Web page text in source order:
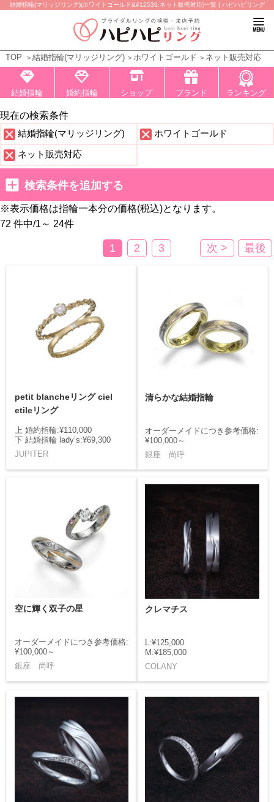
結婚指輪(マリッジリング)(ホワイトゴールド&#12539;ネット販売対応)一覧 | ハピハピリング
TOP 結婚指輪(マリッジリング) ホワイトゴールド ネット販売対応
結婚指輪 婚約指輪 ショップ ブランド ランキング
現在の検索条件
結婚指輪(マリッジリング) ホワイトゴールド
ネット販売対応
検索条件を追加する
※表示価格は指輪一本分の価格(税込)となります。
72 件中/1～ 24件
1 2 3 次 > 最後
petit blancheリング ciel
etileリング
上 婚約指輪:¥110,000
下 結婚指輪 lady’s:¥69,300
JUPITER
清らかな結婚指輪
オーダーメイドにつき参考価格:
¥100,000～
銀座 尚呼
空に輝く双子の星
オーダーメイドにつき参考価格:
¥100,000～
銀座 尚呼
クレマチス
L:¥125,000
M:¥185,000
COLANY